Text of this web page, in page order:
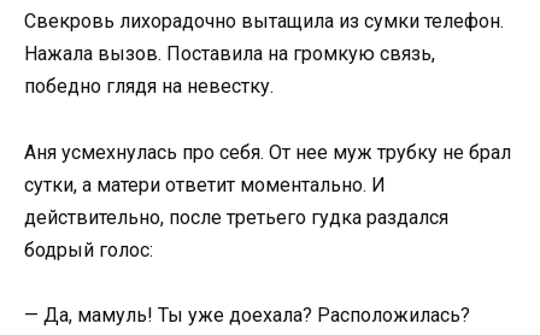
Свекровь лихорадочно вытащила из сумки телефон.
Нажала вызов. Поставила на громкую связь,
победно глядя на невестку.
Аня усмехнулась про себя. От нее муж трубку не брал
сутки, а матери ответит моментально. И
действительно, после третьего гудка раздался
бодрый голос:
— Да, мамуль! Ты уже доехала? Расположилась?